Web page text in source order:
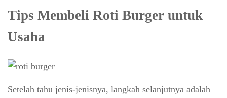
Tips Membeli Roti Burger untuk
Usaha
Setelah tahu jenis-jenisnya, langkah selanjutnya adalah